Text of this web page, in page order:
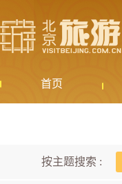
首页
按主题搜索 :